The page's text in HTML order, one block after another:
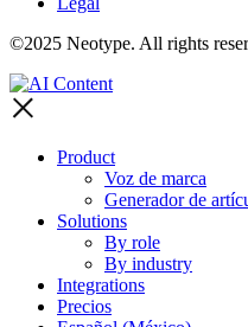
©2025 Neotype. All rights
Product
Voz de marca
Generador de
Solutions
By role
By industry
Integrations
Precios